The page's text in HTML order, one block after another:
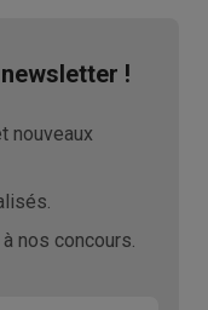
!
nouveaux
nos concours.